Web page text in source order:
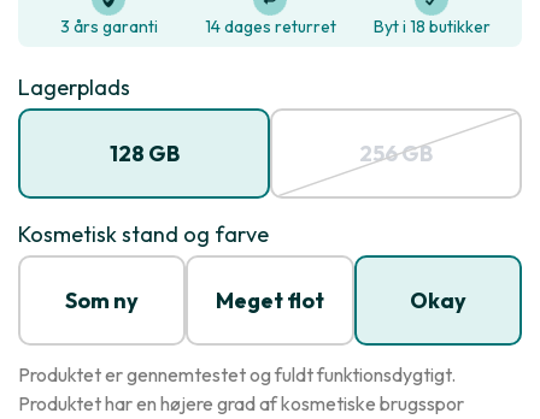
3 års garanti 14 dages returret Byt i 18 butikker
Lagerplads
128 GB 256 GB
Kosmetisk stand og farve
Som ny Meget flot Okay
Produktet er gennemtestet og fuldt funktionsdygtigt.
Produktet har en højere grad af kosmetiske brugsspor